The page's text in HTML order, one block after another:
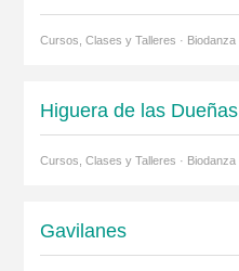
Cursos, Clases y Talleres · Biodanza
Higuera de las Dueñas
Cursos, Clases y Talleres · Biodanza
Gavilanes